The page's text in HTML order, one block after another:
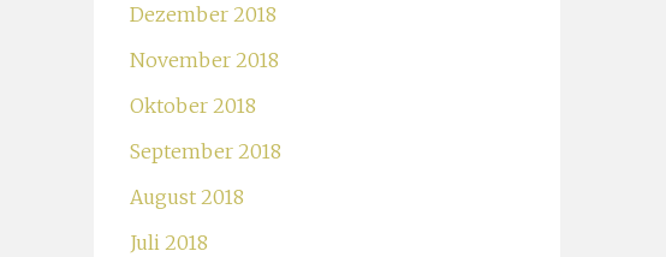
Dezember 2018
November 2018
Oktober 2018
September 2018
August 2018
Juli 2018